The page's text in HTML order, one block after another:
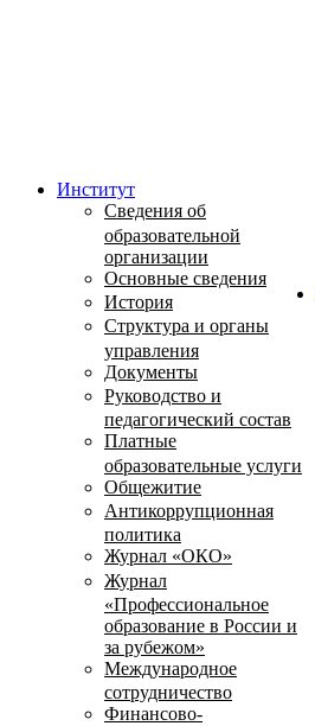
Институт
Сведения об
образовательной
организации
Основные сведения
История
Структура и органы
управления
Документы
Руководство и
педагогический состав
Платные
образовательные услуги
Общежитие
Антикоррупционная
политика
Журнал «ОКО»
Журнал
«Профессиональное
образование в России и
за рубежом»
Международное
сотрудничество
Финансово-